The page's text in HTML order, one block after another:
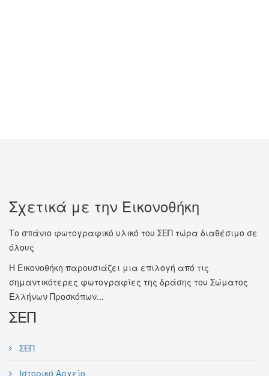
Σχετικά με την Εικονοθήκη
Το σπάνιο φωτογραφικό υλικό του ΣΕΠ τώρα διαθέσιμο σε
όλους
Η Εικονοθήκη παρουσιάζει μια επιλογή από τις
σημαντικότερες φωτογραφίες της δράσης του Σώματος
Ελλήνων Προσκόπων...
ΣΕΠ
ΣΕΠ
Ιστορικό Αρχείο